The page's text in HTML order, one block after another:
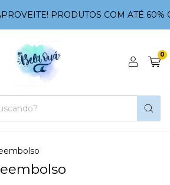
PRODUTOS COM ATÉ 60%
0